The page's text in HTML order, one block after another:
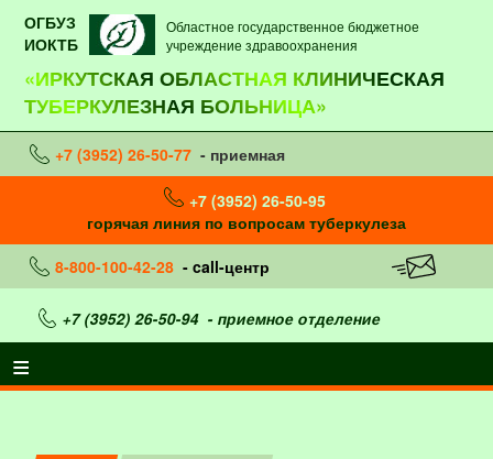
ОГБУЗ
ИОКТБ
Областное государственное бюджетное
учреждение здравоохранения
«ИРКУТСКАЯ ОБЛАСТНАЯ КЛИНИЧЕСКАЯ
ТУБЕРКУЛЕЗНАЯ БОЛЬНИЦА»
+7 (3952) 26-50-77 - приемная
+7 (3952) 26-50-95
горячая линия по вопросам туберкулеза
8-800-100-42-28 - call-центр
+7 (3952) 26-50-94- приемное отделение